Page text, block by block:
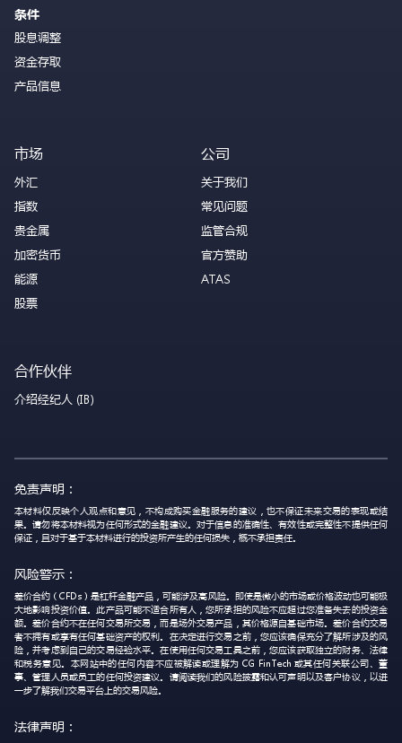
条件
股息调整
资金存取
产品信息
市场
外汇
指数
贵金属
加密货币
能源
股票
公司
关于我们
常见问题
监管合规
官方赞助
ATAS
合作伙伴
介绍经纪人 (IB)
免责声明：
本材料仅反映个人观点和意见，不构成购买金融服务的建议，也不保证未来交易的表现或结
果。请勿将本材料视为任何形式的金融建议。对于信息的准确性、有效性或完整性不提供任何
保证，且对于基于本材料进行的投资所产生的任何损失，概不承担责任。
风险警示：
差价合约（CFDs）是杠杆金融产品，可能涉及高风险。即使是微小的市场或价格波动也可能极
大地影响投资价值。此产品可能不适合所有人，您所承担的风险不应超过您准备失去的投资金
额。差价合约不在任何交易所交易，而是场外交易产品，其价格源自基础市场。差价合约交易
者不拥有或享有任何基础资产的权利。在决定进行交易之前，您应该确保充分了解所涉及的风
险，并考虑到自己的交易经验水平。在使用任何交易工具之前，您应该获取独立的财务、法律
和税务意见。本网站中的任何内容不应被解读或理解为 CG FinTech 或其任何关联公司、董
事、管理人员或员工的任何投资建议。请阅读我们的风险披露和认可声明以及客户协议，以进
一步了解我们交易平台上的交易风险。
法律声明：